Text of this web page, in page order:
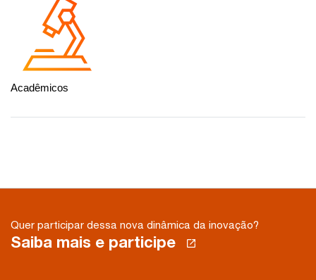
Acadêmicos
Quer participar dessa nova dinâmica da inovação?
Saiba mais e participe